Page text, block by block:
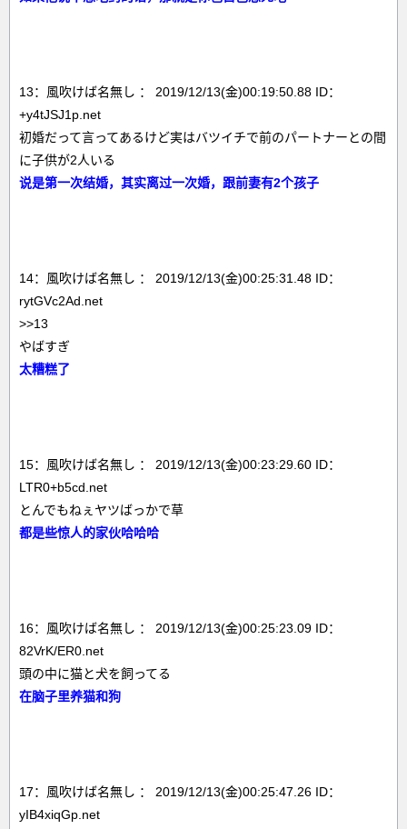
13：風吹けば名無し ： 2019/12/13(金)00:19:50.88 ID：
+y4tJSJ1p.net
初婚だって言ってあるけど実はバツイチで前のパートナーとの間
に子供が2人いる
说是第一次结婚，其实离过一次婚，跟前妻有2个孩子
14：風吹けば名無し ： 2019/12/13(金)00:25:31.48 ID：
rytGVc2Ad.net
>>13
やばすぎ
太糟糕了
15：風吹けば名無し ： 2019/12/13(金)00:23:29.60 ID：
LTR0+b5cd.net
とんでもねぇヤツばっかで草
都是些惊人的家伙哈哈哈
16：風吹けば名無し ： 2019/12/13(金)00:25:23.09 ID：
82VrK/ER0.net
頭の中に猫と犬を飼ってる
在脑子里养猫和狗
17：風吹けば名無し ： 2019/12/13(金)00:25:47.26 ID：
yIB4xiqGp.net